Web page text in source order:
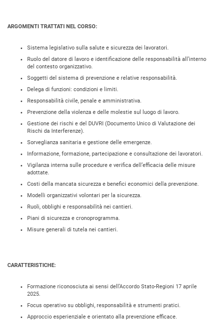
ARGOMENTI TRATTATI NEL CORSO:
Sistema legislativo sulla salute e sicurezza dei lavoratori.
Ruolo del datore di lavoro e identificazione delle responsabilità all’interno
del contesto organizzativo.
Soggetti del sistema di prevenzione e relative responsabilità.
Delega di funzioni: condizioni e limiti.
Responsabilità civile, penale e amministrativa.
Prevenzione della violenza e delle molestie sul luogo di lavoro.
Gestione dei rischi e del DUVRI (Documento Unico di Valutazione dei
Rischi da Interferenze).
Sorveglianza sanitaria e gestione delle emergenze.
Informazione, formazione, partecipazione e consultazione dei lavoratori.
Vigilanza interna sulle procedure e verifica dell’efficacia delle misure
adottate.
Costi della mancata sicurezza e benefici economici della prevenzione.
Modelli organizzativi volontari per la sicurezza.
Ruoli, obblighi e responsabilità nei cantieri.
Piani di sicurezza e cronoprogramma.
Misure generali di tutela nei cantieri.
CARATTERISTICHE:
Formazione riconosciuta ai sensi dell’Accordo Stato-Regioni 17 aprile
2025.
Focus operativo su obblighi, responsabilità e strumenti pratici.
Approccio esperienziale e orientato alla prevenzione efficace.